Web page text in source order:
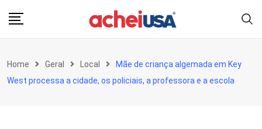
Home Geral Local
Mãe de criança algemada em Key
West processa a cidade, os policiais, a professora e a escola